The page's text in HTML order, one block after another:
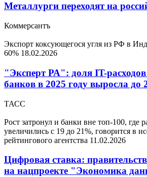
Металлурги переходят на
Коммерсантъ
Экспорт коксующегося угля из РФ в
60% 18.02.2026
"Эксперт РА": доля IT-
банков в 2025 году выросла до
ТАСС
Рост затронул и банки вне топ-100, где
увеличились с 19 до 21%, говорится в
рейтингового агентства 11.02.2026
Цифровая ставка:
на нацпроекте "Экономика